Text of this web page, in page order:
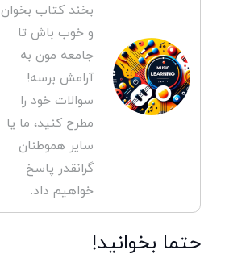
بخند کتاب بخوان
و خوب باش تا
جامعه مون به
آرامش برسه!
سوالات خود را
مطرح کنید، ما یا
سایر هموطنان
گرانقدر پاسخ
خواهیم داد.
حتما بخوانید!